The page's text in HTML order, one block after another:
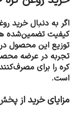
اگر به دنبال خرید
کیفیت تضمین‌شده
توزیع این محصول
تجربه در عرضه
کره را برای
است.
مزایای خرید از